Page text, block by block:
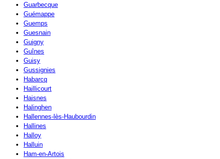
Guarbecque
Guémappe
Guemps
Guesnain
Guigny
Guînes
Guisy
Gussignies
Habarcq
Haillicourt
Haisnes
Halinghen
Hallennes-lès-Haubourdin
Hallines
Halloy
Halluin
Ham-en-Artois